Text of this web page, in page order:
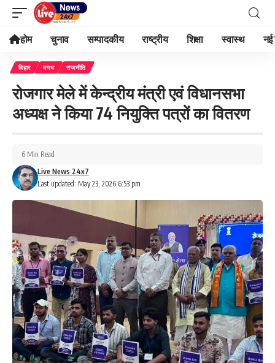
होम चुनाव सम्पादकीय राष्ट्रीय शिक्षा स्वास्थ नई
बिहार मगध राजनीति
रोजगार मेले में केन्द्रीय मंत्री एवं विधानसभा
अध्यक्ष ने किया 74 नियुक्ति पत्रों का वितरण
Last updated: May 23, 2026 6:53 pm
Live News 24x7
6 Min Read